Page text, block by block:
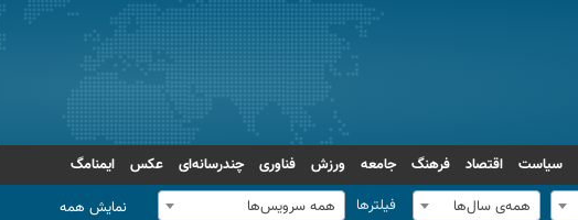
سیاست اقتصاد فرهنگ جامعه ورزش فناوری چندرسانه‌ای عکس
ایمنامگ
همه‌ی سال‌ها فیلترها همه سرویس‌ها نمایش همه